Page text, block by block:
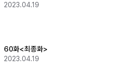
2023.04.19
60화<최종화>
2023.04.19